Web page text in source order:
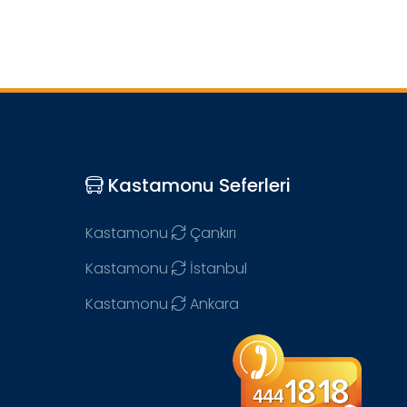
Kastamonu Seferleri
Kastamonu
Çankırı
Kastamonu
İstanbul
Kastamonu
Ankara